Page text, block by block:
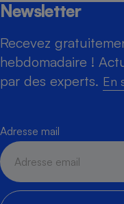
Newsletter
Recevez
hebdomadaire !
par des experts. En
Adresse mail